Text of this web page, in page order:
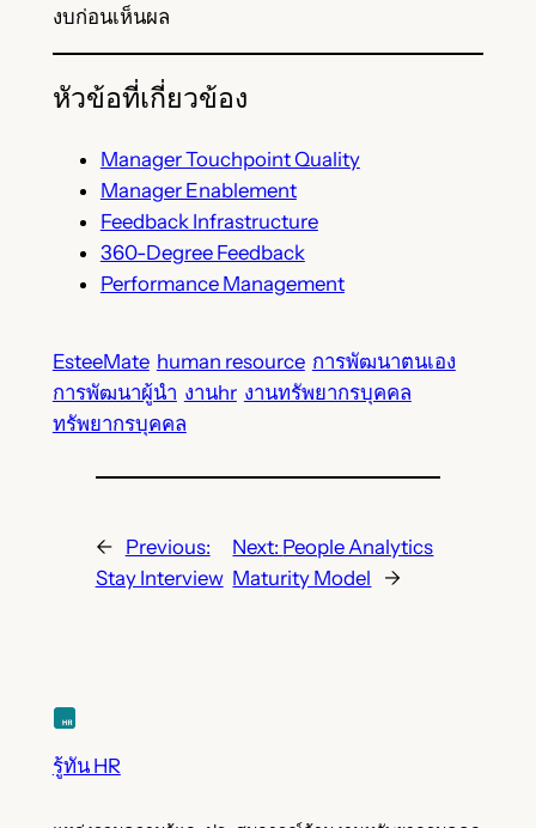
งบก่อนเห็นผล
หัวข้อที่เกี่ยวข้อง
Manager Touchpoint Quality
Manager Enablement
Feedback Infrastructure
360-Degree Feedback
Performance Management
EsteeMate human resource การพัฒนาตนเอง
การพัฒนาผู้นำ งานhr งานทรัพยากรบุคคล
ทรัพยากรบุคคล
←
Previous:
Stay Interview
Next: People Analytics
Maturity Model
→
รู้ทัน HR